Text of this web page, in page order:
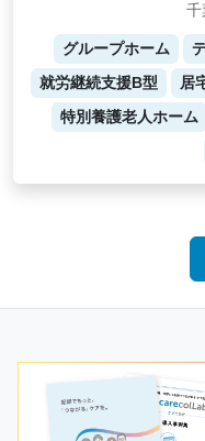
千
グループホーム
就労継続支援B型
居
特別養護老人ホーム